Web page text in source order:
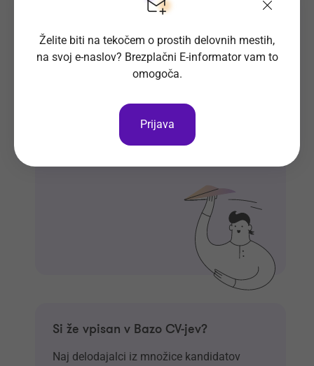
Prosta delovna mesta direktno na
Prijavi se na E-informator.
Si že vpisan v Bazo CV-jev?
Naj delodajalci iz množice kandidatov
Želite biti na tekočem o prostih delovnih mestih,
na svoj e-naslov? Brezplačni E-informator vam to
omogoča.
Prijava